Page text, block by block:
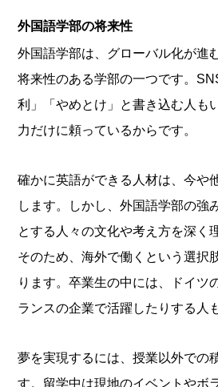
外国語学部の将来性
外国語学部は、グローバル化が進
将来性のある学部の一つです。
利」「やめとけ」と書き込む人も
力だけに頼っているからです。
確かに英語ができる人材は、今や
します。しかし、外国語学部の強
とする人々の文化や考え方を深く
そのため、海外で働くという選択
ります。卒業生の中には、ドイツ
ランスの企業で活躍したりする人
夢を実現するには、授業以外での
す。留学中は現地のイベントやボ